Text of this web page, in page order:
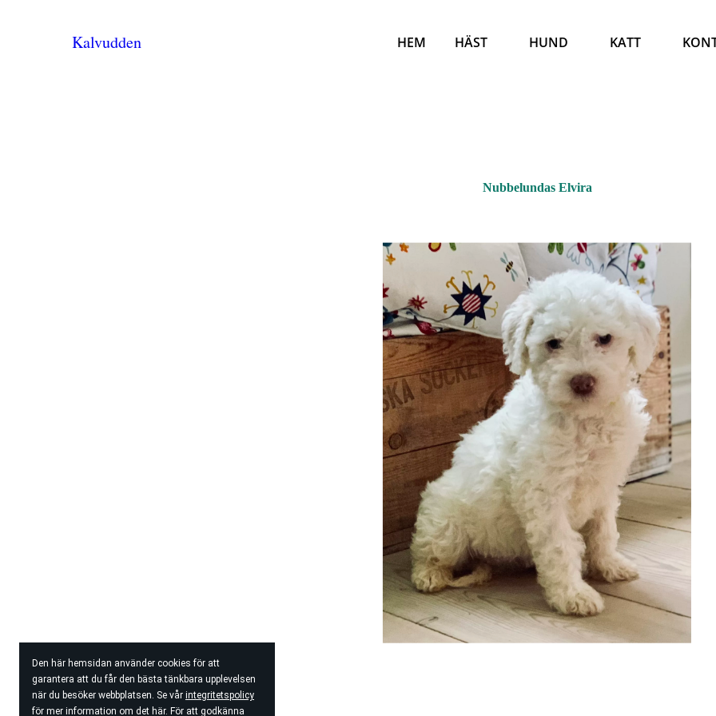
Den här hemsidan använder cookies för att
garantera att du får den bästa tänkbara upplevelsen
när du besöker webbplatsen. Se vår integritetspolicy
för mer information om det här. För att godkänna
Kalvudden HEM HÄST HUND KATT
Nubbelundas Elvira